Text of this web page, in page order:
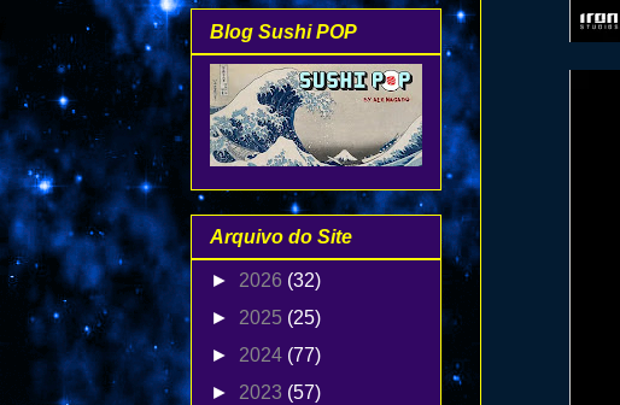
Blog Sushi POP
Arquivo do Site
► 2026 (32)
► 2025 (25)
► 2024 (77)
► 2023 (57)